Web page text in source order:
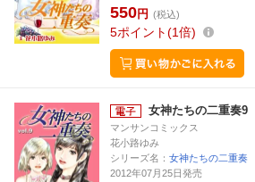
550円 (税込)
5ポイント 1倍
女神たちの二重奏9
マンサンコミックス
花小路ゆみ
シリーズ名： 女神たちの二重奏
2012年07月25日発売